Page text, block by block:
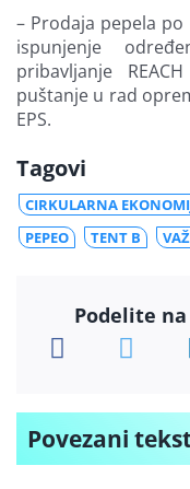
– Prodaja pepela
ispunjenje
pribavljanje
puštanje u rad
EPS.
Tagovi
CIRKULARNA
PEPEO
TENT B
Podelite
Povezani